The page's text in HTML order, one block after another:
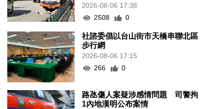
2026-08-06 17:38
2508
0
社諮委倡以台山街市天橋串聯北區
步行網
2026-08-06 17:15
266
0
路氹傷人案疑涉感情問題 司警拘
1內地漢明公布案情